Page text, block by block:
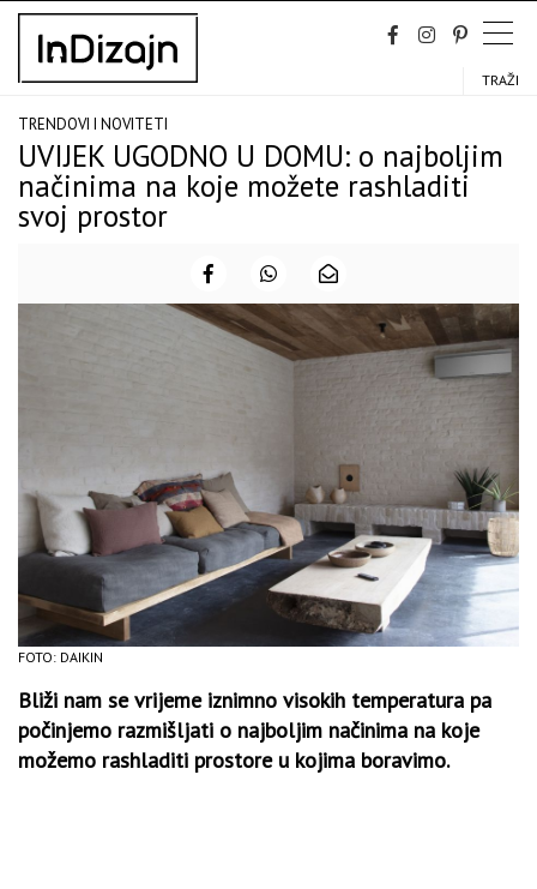
Skip
content
TRAŽI
TRENDOVI I NOVITETI
UVIJEK UGODNO U DOMU: o najboljim
načinima na koje možete rashladiti
svoj prostor
FOTO: DAIKIN
Bliži nam se vrijeme iznimno visokih temperatura pa
počinjemo razmišljati o najboljim načinima na koje
možemo rashladiti prostore u kojima boravimo.